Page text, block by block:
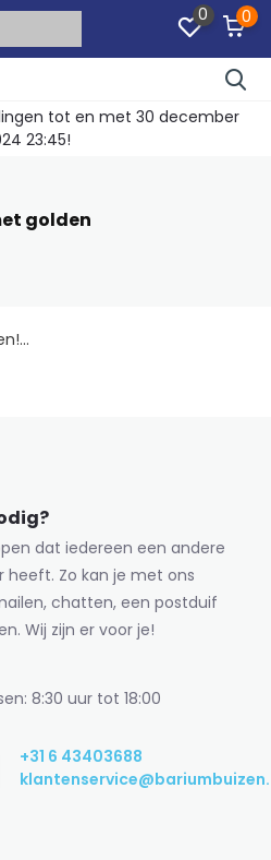
0 0
tot en met 30 december
23:45!
golden
dat iedereen een andere
heeft. Zo kan je met ons
chatten, een postduif
Wij zijn er voor je!
8:30 uur tot 18:00
+31 6 43403688